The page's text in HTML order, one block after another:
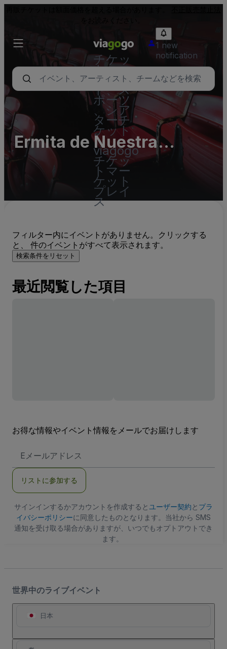
チケッ
ト - コ
ンサー
ト、ス
ポーツ
、シア
ターチ
ケット
|
viagogo
チケッ
トマー
ケット
プレイ
ス
1 new
notification
Ermita de Nuestra
Señora de Las Naves
フィルター内にイベントがありません。クリックする
と、 件のイベントがすべて表示されます。
検索条件をリセット
最近閲覧した項目
お得な情報やイベント情報をメールでお届けします
メ
ア
ス
リストに参加する
サインインするかアカウントを作成すると ユーザー契約と プラ
イバシーポリシーに同意したものとなります。当社から SMS
通知を受け取る場合がありますが、いつでもオプトアウトでき
ます。
世界中のライブイベント
日本